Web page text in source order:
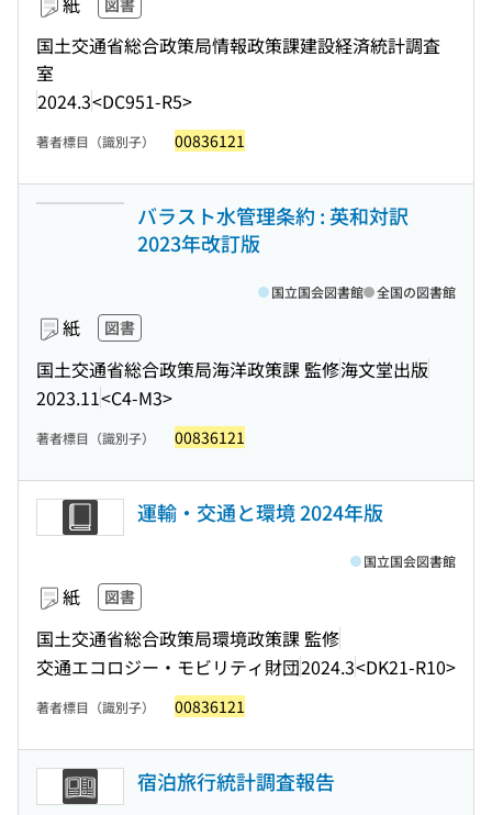
図書
国土交通省総合政策局情報政策課建設経済統計調査
室
2024.3<DC951-R5>
著者標目（識別子） 00836121
バラスト水管理条約 : 英和対訳
2023年改訂版
紙 図書
国土交通省総合政策局海洋政策課 監修海文堂出版
2023.11<C4-M3>
国立国会図書館 全国の図書館
著者標目（識別子） 00836121
運輸・交通と環境 2024年版
紙 図書
国土交通省総合政策局環境政策課 監修
交通エコロジー・モビリティ財団2024.3<DK21-R10>
国立国会図書館
著者標目（識別子） 00836121
宿泊旅行統計調査報告